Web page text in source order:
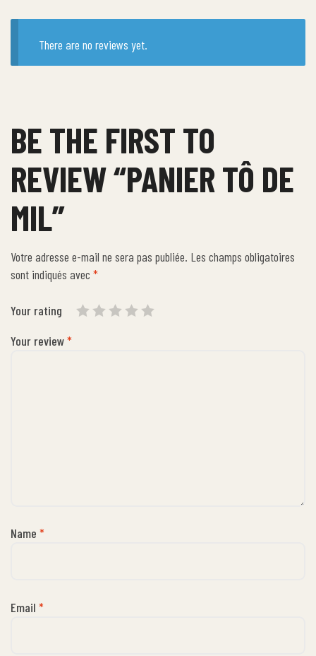
There are no reviews yet.
BE THE FIRST TO
REVIEW “PANIER TÔ DE
MIL”
Votre adresse e-mail ne sera pas publiée. Les champs obligatoires
sont indiqués avec *
Your rating
Your review*
Name *
Email *